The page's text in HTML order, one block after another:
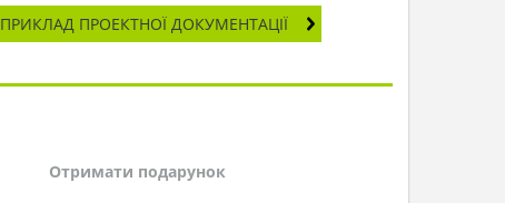
ПРИКЛАД ПРОЕКТНОЇ ДОКУМЕНТАЦІЇ
Отримати подарунок